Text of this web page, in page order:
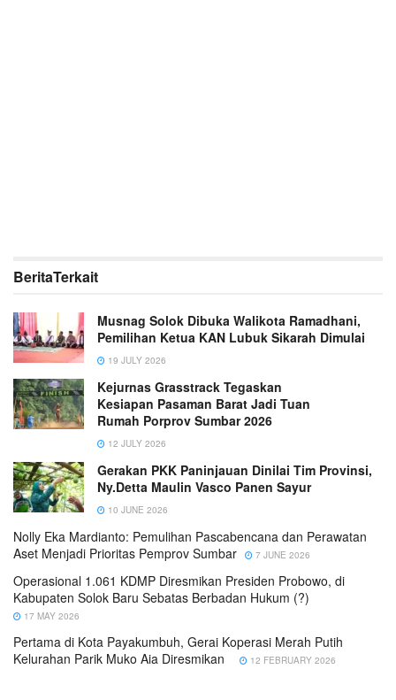
BeritaTerkait
Musnag Solok Dibuka Walikota Ramadhani,
Pemilihan Ketua KAN Lubuk Sikarah Dimulai
19 JULY 2026
Kejurnas Grasstrack Tegaskan
Kesiapan Pasaman Barat Jadi Tuan
Rumah Porprov Sumbar 2026
12 JULY 2026
Gerakan PKK Paninjauan Dinilai Tim Provinsi,
Ny.Detta Maulin Vasco Panen Sayur
10 JUNE 2026
Nolly Eka Mardianto: Pemulihan Pascabencana dan Perawatan
Aset Menjadi Prioritas Pemprov Sumbar
7 JUNE 2026
Operasional 1.061 KDMP Diresmikan Presiden Probowo, di
Kabupaten Solok Baru Sebatas Berbadan Hukum (?)
17 MAY 2026
Pertama di Kota Payakumbuh, Gerai Koperasi Merah Putih
Kelurahan Parik Muko Aia Diresmikan
12 FEBRUARY 2026